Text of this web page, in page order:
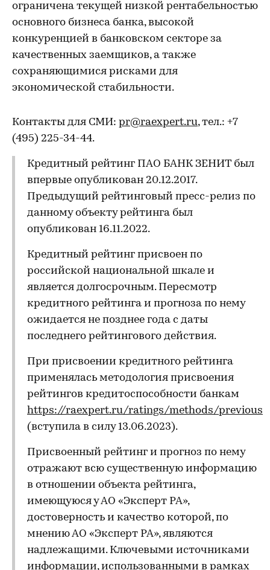
ограничена текущей низкой рентабельностью
основного бизнеса банка, высокой
конкуренцией в банковском секторе за
качественных заемщиков, а также
сохраняющимися рисками для
экономической стабильности.
Контакты для СМИ: pr@raexpert.ru, тел.: +7
(495) 225-34-44.
Кредитный рейтинг ПАО БАНК ЗЕНИТ был
впервые опубликован 20.12.2017.
Предыдущий рейтинговый пресс-релиз по
данному объекту рейтинга был
опубликован 16.11.2022.
Кредитный рейтинг присвоен по
российской национальной шкале и
является долгосрочным. Пересмотр
кредитного рейтинга и прогноза по нему
ожидается не позднее года с даты
последнего рейтингового действия.
При присвоении кредитного рейтинга
применялась методология присвоения
рейтингов кредитоспособности банкам
https://raexpert.ru/ratings/methods/previous
(вступила в силу 13.06.2023).
Присвоенный рейтинг и прогноз по нему
отражают всю существенную информацию
в отношении объекта рейтинга,
имеющуюся у АО «Эксперт РА»,
достоверность и качество которой, по
мнению АО «Эксперт РА», являются
надлежащими. Ключевыми источниками
информации, использованными в рамках